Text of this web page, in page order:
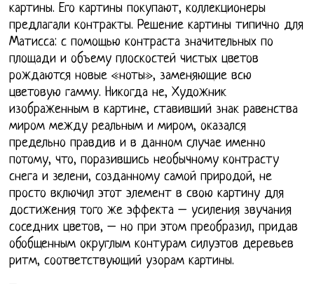
картины. Его картины покупают, коллекционеры
предлагали контракты. Решение картины типично для
Матисса: с помощью контраста значительных по
площади и объему плоскостей чистых цветов
рождаются новые «ноты», заменяющие всю
цветовую гамму. Никогда не, Художник
изображенным в картине, ставивший знак равенства
миром между реальным и миром, оказался
предельно правдив и в данном случае именно
потому, что, поразившись необычному контрасту
снега и зелени, созданному самой природой, не
просто включил этот элемент в свою картину для
достижения того же эффекта – усиления звучания
соседних цветов, – но при этом преобразил, придав
обобщенным округлым контурам силуэтов деревьев
ритм, соответствующий узорам картины.